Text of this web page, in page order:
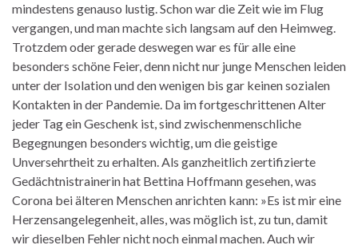
mindestens genauso lustig. Schon war die Zeit wie im Flug
vergangen, und man machte sich langsam auf den Heimweg.
Trotzdem oder gerade deswegen war es für alle eine
besonders schöne Feier, denn nicht nur junge Menschen leiden
unter der Isolation und den wenigen bis gar keinen sozialen
Kontakten in der Pandemie. Da im fortgeschrittenen Alter
jeder Tag ein Geschenk ist, sind zwischenmenschliche
Begegnungen besonders wichtig, um die geistige
Unversehrtheit zu erhalten. Als ganzheitlich zertifizierte
Gedächtnistrainerin hat Bettina Hoffmann gesehen, was
Corona bei älteren Menschen anrichten kann: »Es ist mir eine
Herzensangelegenheit, alles, was möglich ist, zu tun, damit
wir dieselben Fehler nicht noch einmal machen. Auch wir